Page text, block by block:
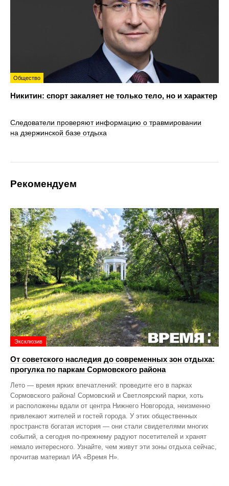
Общество
Никитин: спорт закаляет не только тело, но и характер
Следователи проверяют информацию о травмировании
на дзержинской базе отдыха
Рекомендуем
Эксклюзив
От советского наследия до современных зон отдыха:
прогулка по паркам Сормовского района
Лето — время ярких впечатлений: проведите его в парках
Сормовского района! Сормовский и Светлоярский парки, хоть
и расположены вдали от центра Нижнего Новгорода, неизменно
привлекают жителей и гостей города. У этих общественных
пространств богатая история — они стали свидетелями многих
событий, а сегодня по‑прежнему радуют посетителей и хранят
немало интересного. Узнайте, чем живут эти зоны отдыха сейчас,
прочитав материал ИА «Время Н».